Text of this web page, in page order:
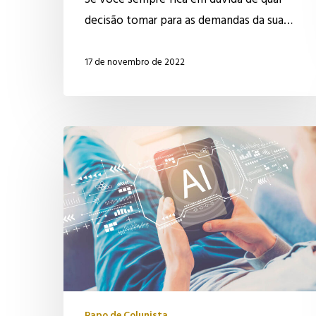
decisão tomar para as demandas da sua…
17 de novembro de 2022
Inteligência
artificial
nas
relações
de
trabalho